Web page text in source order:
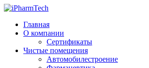
Главная
О компании
Сертификаты
Чистые помещения
Автомобилестроение